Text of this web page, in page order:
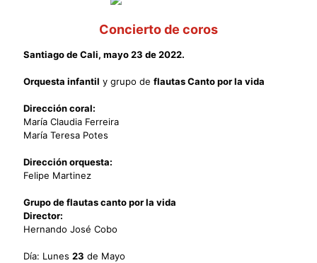
Concierto de coros
Santiago de Cali, mayo 23 de 2022.
Orquesta infantil y grupo de flautas Canto por la vida
Dirección coral:
María Claudia Ferreira
María Teresa Potes
Dirección orquesta:
Felipe Martinez
Grupo de flautas canto por la vida
Director:
Hernando José Cobo
Día: Lunes 23 de Mayo